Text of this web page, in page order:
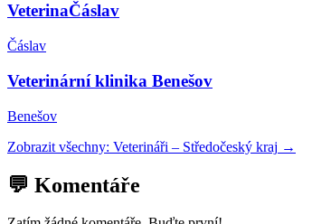
VeterinaČáslav
Čáslav
Veterinární klinika Benešov
Benešov
Zobrazit všechny: Veterináři – Středočeský kraj →
💬 Komentáře